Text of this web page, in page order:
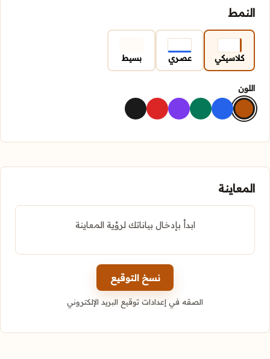
النمط
كلاسيكي عصري بسيط
اللون
المعاينة
ابدأ بإدخال بياناتك لرؤية المعاينة
نسخ التوقيع
الصقه في إعدادات توقيع البريد الإلكتروني